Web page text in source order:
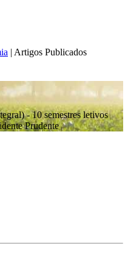
| Artigos Publicados
- 10 semestres letivos
Prudente